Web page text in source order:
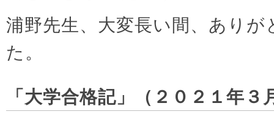
浦野先生、大変長い間、あり
た。
「大学合格記」（２０２１年３